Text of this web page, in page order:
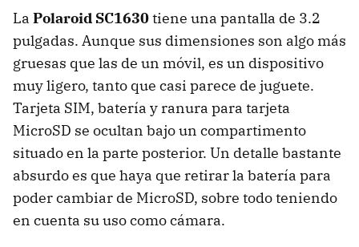
La Polaroid SC1630tiene una pantalla de 3.2
pulgadas. Aunque sus dimensiones son algo más
gruesas que las de un móvil, es un dispositivo
muy ligero, tanto que casi parece de juguete.
Tarjeta SIM, batería y ranura para tarjeta
MicroSD se ocultan bajo un compartimento
situado en la parte posterior. Un detalle bastante
absurdo es que haya que retirar la batería para
poder cambiar de MicroSD, sobre todo teniendo
en cuenta su uso como cámara.